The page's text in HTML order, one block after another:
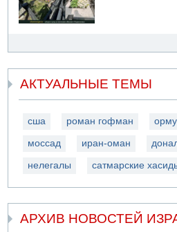
АКТУАЛЬНЫЕ ТЕМЫ
сша роман гофман
моссад иран-оман
нелегалы сатмарские
АРХИВ НОВОСТЕЙ